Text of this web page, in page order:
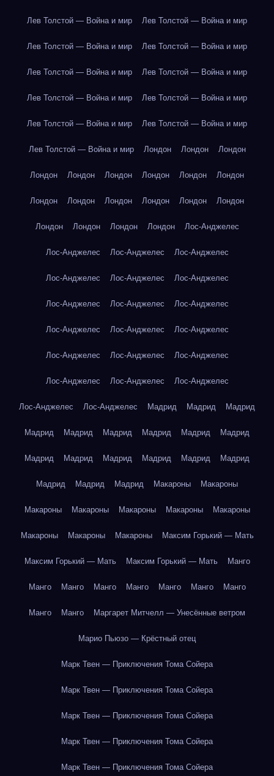
Лев Толстой — Война и мир Лев Толстой — Война и мир
Лев Толстой — Война и мир Лев Толстой — Война и мир
Лев Толстой — Война и мир Лев Толстой — Война и мир
Лев Толстой — Война и мир Лев Толстой — Война и мир
Лев Толстой — Война и мир Лев Толстой — Война и мир
Лев Толстой — Война и мир Лондон Лондон Лондон
Лондон Лондон Лондон Лондон Лондон Лондон
Лондон Лондон Лондон Лондон Лондон Лондон
Лондон Лондон Лондон Лондон Лос-Анджелес
Лос-Анджелес Лос-Анджелес Лос-Анджелес
Лос-Анджелес Лос-Анджелес Лос-Анджелес
Лос-Анджелес Лос-Анджелес Лос-Анджелес
Лос-Анджелес Лос-Анджелес Лос-Анджелес
Лос-Анджелес Лос-Анджелес Лос-Анджелес
Лос-Анджелес Лос-Анджелес Лос-Анджелес
Лос-Анджелес Лос-Анджелес Мадрид Мадрид Мадрид
Мадрид Мадрид Мадрид Мадрид Мадрид Мадрид
Мадрид Мадрид Мадрид Мадрид Мадрид Мадрид
Мадрид Мадрид Мадрид Макароны Макароны
Макароны Макароны Макароны Макароны Макароны
Макароны Макароны Макароны Максим Горький — Мать
Максим Горький — Мать Максим Горький — Мать Манго
Манго Манго Манго Манго Манго Манго Манго
Манго Манго Маргарет Митчелл — Унесённые ветром
Марио Пьюзо — Крёстный отец
Марк Твен — Приключения Тома Сойера
Марк Твен — Приключения Тома Сойера
Марк Твен — Приключения Тома Сойера
Марк Твен — Приключения Тома Сойера
Марк Твен — Приключения Тома Сойера